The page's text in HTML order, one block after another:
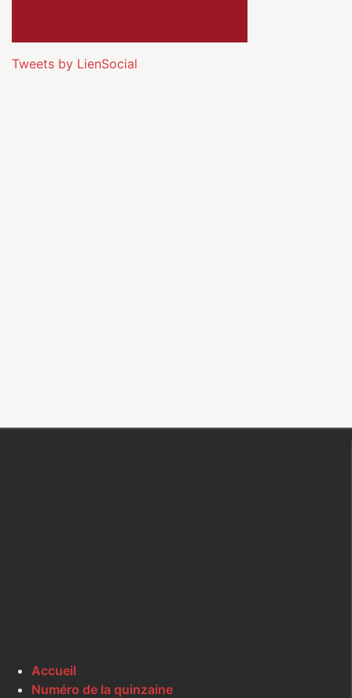
Tweets by LienSocial
Accueil
Numéro de la quinzaine